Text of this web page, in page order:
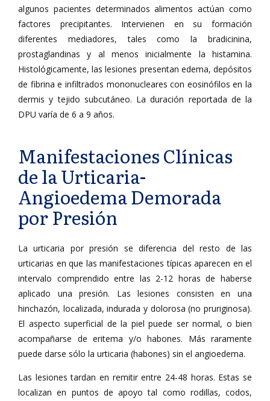
algunos pacientes determinados alimentos actúan como
factores precipitantes. Intervienen en su formación
diferentes mediadores, tales como la bradicinina,
prostaglandinas y al menos inicialmente la histamina.
Histológicamente, las lesiones presentan edema, depósitos
de fibrina e infiltrados mononucleares con eosinófilos en la
dermis y tejido subcutáneo. La duración reportada de la
DPU varía de 6 a 9 años.
Manifestaciones Clínicas
de la Urticaria-
Angioedema Demorada
por Presión
La urticaria por presión se diferencia del resto de las
urticarias en que las manifestaciones típicas aparecen en el
intervalo comprendido entre las 2-12 horas de haberse
aplicado una presión. Las lesiones consisten en una
hinchazón, localizada, indurada y dolorosa (no pruriginosa).
El aspecto superficial de la piel puede ser normal, o bien
acompañarse de eritema y/o habones. Más raramente
puede darse sólo la urticaria (habones) sin el angioedema.
Las lesiones tardan en remitir entre 24-48 horas. Estas se
localizan en puntos de apoyo tal como rodillas, codos,